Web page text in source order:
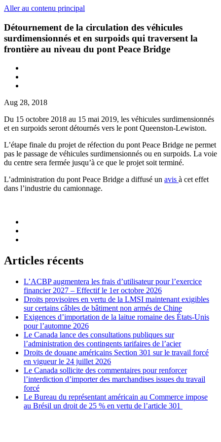
Aller au contenu principal
Détournement de la circulation des véhicules
surdimensionnés et en surpoids qui traversent la
frontière au niveau du pont Peace Bridge
Aug 28, 2018
Du 15 octobre 2018 au 15 mai 2019, les véhicules surdimensionnés
et en surpoids seront détournés vers le pont Queenston-Lewiston.
L’étape finale du projet de réfection du pont Peace Bridge ne permet
pas le passage de véhicules surdimensionnés ou en surpoids. La voie
du centre sera fermée jusqu’à ce que le projet soit terminé.
L’administration du pont Peace Bridge a diffusé un avis à cet effet
dans l’industrie du camionnage.
Articles récents
L’ACBP augmentera les frais d’utilisateur pour l’exercice
financier 2027 – Effectif le 1er octobre 2026
Droits provisoires en vertu de la LMSI maintenant exigibles
sur certains câbles de bâtiment non armés de Chine
Exigences d’importation de la laitue romaine des États-Unis
pour l’automne 2026
Le Canada lance des consultations publiques sur
l’administration des contingents tarifaires de l’acier
Droits de douane américains Section 301 sur le travail forcé
en vigueur le 24 juillet 2026
Le Canada sollicite des commentaires pour renforcer
l’interdiction d’importer des marchandises issues du travail
forcé
Le Bureau du représentant américain au Commerce impose
au Brésil un droit de 25 % en vertu de l’article 301